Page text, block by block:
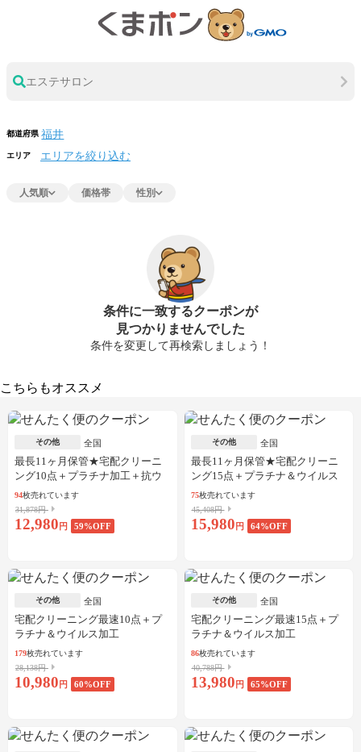
エステサロン
都道府県
エリア エリアを絞り込む
人気順 価格帯 性別
条件に一致するクーポンが
見つかりませんでした
条件を変更して再検索しましょう！
こちらもオススメ
その他 全国
最長11ヶ月保管★宅配クリーニ
ング10点＋プラチナ加工＋抗ウ
イルス加工
94枚売れています
31,878円
12,980 円 59%OFF
その他 全国
最長11ヶ月保管★宅配クリーニ
ング15点＋プラチナ＆ウイルス
加工
75枚売れています
45,408円
15,980 円 64%OFF
その他 全国
宅配クリーニング最速10点＋プ
ラチナ＆ウイルス加工
179枚売れています
28,138円
10,980 円 60%OFF
その他 全国
宅配クリーニング最速15点＋プ
ラチナ＆ウイルス加工
86枚売れています
40,788円
13,980 円 65%OFF